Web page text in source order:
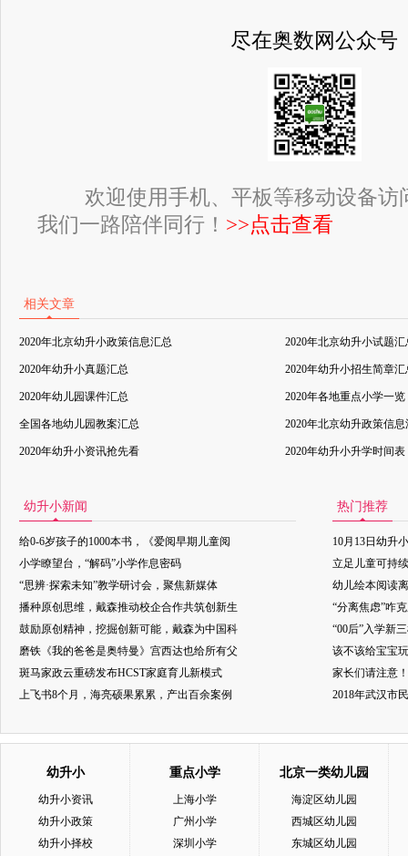
尽在奥数网公众号
欢迎使用手机、平板等移动设备访
我们一路陪伴同行！ >>点击查看
相关文章
2020年北京幼升小政策信息汇总 2020年北京幼升小试题汇
2020年幼升小真题汇总 2020年幼升小招生简章汇
2020年幼儿园课件汇总 2020年各地重点小学一览
全国各地幼儿园教案汇总 2020年北京幼升政策信息
2020年幼升小资讯抢先看 2020年幼升小升学时间表
幼升小新闻
给0-6岁孩子的1000本书，《爱阅早期儿童阅
小学瞭望台，“解码”小学作息密码
“思辨·探索未知”教学研讨会，聚焦新媒体
播种原创思维，戴森推动校企合作共筑创新生
鼓励原创精神，挖掘创新可能，戴森为中国科
磨铁《我的爸爸是奥特曼》宫西达也给所有父
斑马家政云重磅发布HCST家庭育儿新模式
上飞书8个月，海亮硕果累累，产出百余案例
热门推荐
10月13日幼升
立足儿童可持
幼儿绘本阅读
“分离焦虑”咋
“00后”入学新
该不该给宝宝
家长们请注意
2018年武汉市
幼升小
幼升小资讯
幼升小政策
幼升小择校
重点小学
上海小学
广州小学
深圳小学
北京一类幼儿园
海淀区幼儿园
西城区幼儿园
东城区幼儿园